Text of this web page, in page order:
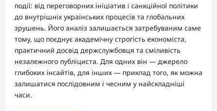
події: від переговорних ініціатив і санкційної політики
до внутрішніх українських процесів та глобальних
зрушень. Його аналіз залишається затребуваним саме
тому, що поєднує академічну строгість економіста,
практичний досвід держслужбовця та сміливість
незалежного публіциста. Для одних він — джерело
глибоких інсайтів, для інших — приклад того, як можна
залишатися послідовним і чесним у найскладніші
часи.